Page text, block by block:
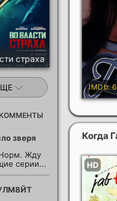
Когда
страха
зверя
Жду
серии...